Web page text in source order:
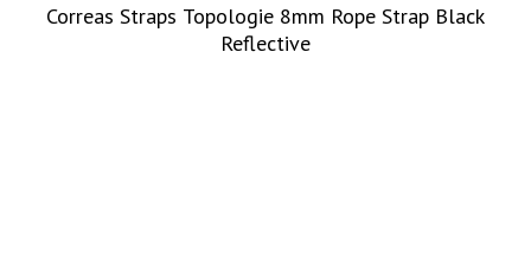
Correas Straps Topologie 8mm Rope Strap Black
Reflective